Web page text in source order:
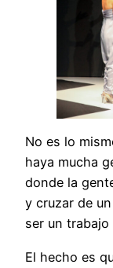
No es lo
haya mucha
donde la
y cruzar de
ser un trabajo
El hecho es